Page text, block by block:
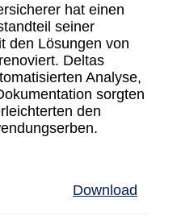
hat einen
seiner
den Lösungen von
Deltas
Analyse,
sorgten
den
Download